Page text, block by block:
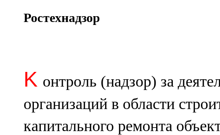
Ростехнадзор
K онтроль (надзор) за
организаций в области
капитального ремонта